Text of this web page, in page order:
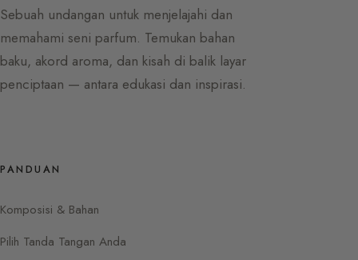
Sebuah undangan untuk menjelajahi dan
memahami seni parfum. Temukan bahan
baku, akord aroma, dan kisah di balik layar
penciptaan — antara edukasi dan inspirasi.
PANDUAN
Komposisi & Bahan
Pilih Tanda Tangan Anda